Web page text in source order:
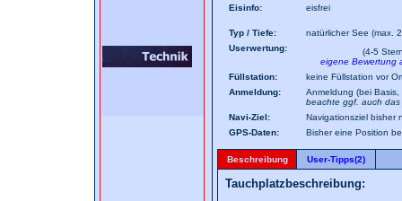
Eisinfo:
eisfrei
Typ / Tiefe:
natürlicher See (max.
Userwertung:
(4-5
eigene Bewertung
Füllstation:
keine Füllstation vor
Anmeldung:
Anmeldung (bei
beachte ggf. auch
Navi-Ziel:
Navigationsziel bisher
GPS-Daten:
Bisher eine Position
Beschreibung User-Tipps(2)
Tauchplatzbeschreibung: